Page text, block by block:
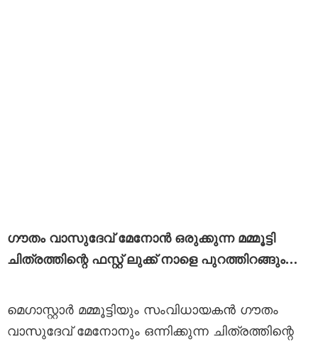
ഗൗതം വാസുദേവ് മേനോൻ ഒരുക്കുന്ന മമ്മൂട്ടി
ചിത്രത്തിന്റെ ഫസ്റ്റ് ലുക്ക് നാളെ പുറത്തിറങ്ങും…
മെഗാസ്റ്റാർ മമ്മൂട്ടിയും സംവിധായകൻ ഗൗതം
വാസുദേവ് മേനോനും ഒന്നിക്കുന്ന ചിത്രത്തിന്റെ